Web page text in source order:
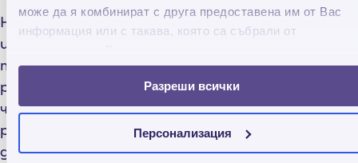
може да я комбинират с друга предоставена им от Вас
информация или с такава, която са събрали от
Разреши всички
Персонализация
Някои от хазаите може да ви проведат
интервю. Може да ви разпитат подробно какво
точно работите, за да си преценят дали
работата ви е доходоносна достатъчно, така
че да им е по-спокойно, че ще си плащате
редовно. Дали ще живеете сами, дали сте
двойка и/или с деца. Дали пушите и дали ще